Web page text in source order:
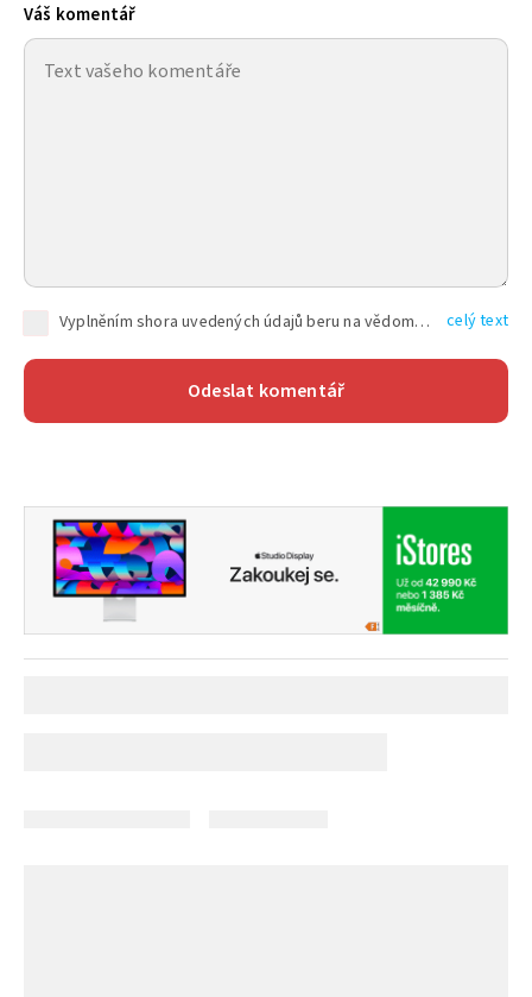
Váš komentář
Vyplněním shora uvedených údajů beru na vědomí, že společnost TEXT FACTORY s.r.o., sídlem Brno, Durďákova 336/29, Černá Pole, PSČ: 613 00, IČ: 06157831, zapsané u Krajského soudu v Brně, oddíl C, vložka 100399, bude zpracovávat mé osobní údaje uvedené v rámci mnou vyplněného registračního formuláře na základě oprávněných zájmů TEXT FACTORY s.r.o. dle čl. 6 odst. 1 písm. f) GDPR a pro splnění právních povinností (čl. 6 odst. 1 písm. c) GDPR), a to pro tyto účely: nezbytnost zajistit oprávnění návštěvníka webových stránek provozovaných společností TEXT FACTORY s.r.o. přispívat aktivně ke zveřejněným článkům nebo v rámci diskusních fór a výkon práv TEXT FACTORY s.r.o. jako administrátora těchto diskusních fór. Více informací o zpracování osobních údajů a právech lze nalézt v celý text